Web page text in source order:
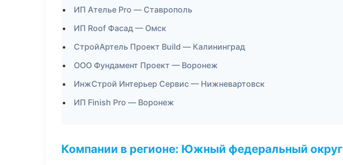
ИП Ателье Pro — Ставрополь
ИП Roof Фасад — Омск
СтройАртель Проект Build — Калининград
ООО Фундамент Проект — Воронеж
ИнжСтрой Интерьер Сервис — Нижневартовск
ИП Finish Pro — Воронеж
Компании в регионе: Южный федеральный округ